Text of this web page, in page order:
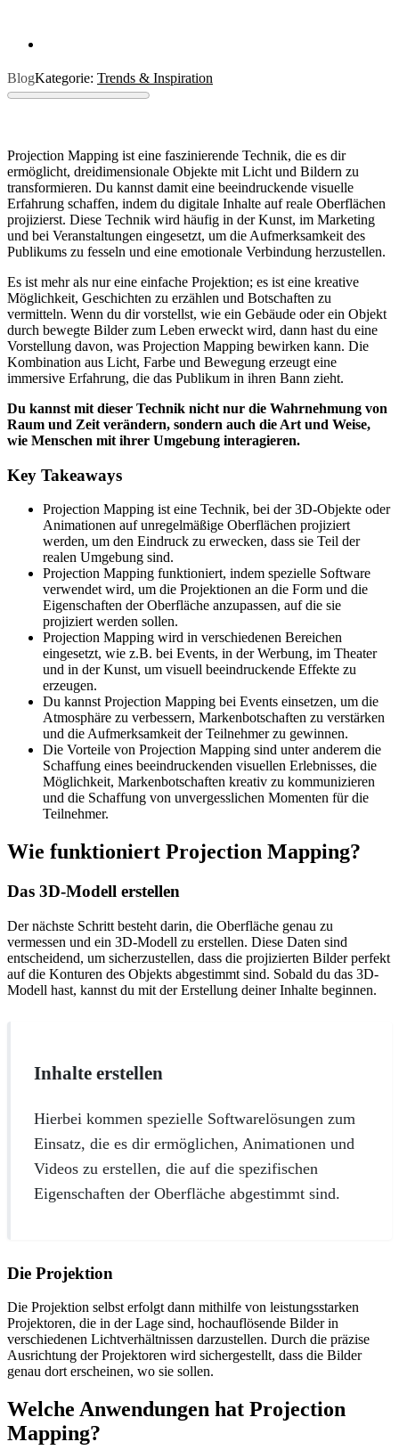
BlogKategorie: Trends & Inspiration
Projection Mapping ist eine faszinierende Technik, die es dir
ermöglicht, dreidimensionale Objekte mit Licht und Bildern zu
transformieren. Du kannst damit eine beeindruckende visuelle
Erfahrung schaffen, indem du digitale Inhalte auf reale Oberflächen
projizierst. Diese Technik wird häufig in der Kunst, im Marketing
und bei Veranstaltungen eingesetzt, um die Aufmerksamkeit des
Publikums zu fesseln und eine emotionale Verbindung herzustellen.
Es ist mehr als nur eine einfache Projektion; es ist eine kreative
Möglichkeit, Geschichten zu erzählen und Botschaften zu
vermitteln. Wenn du dir vorstellst, wie ein Gebäude oder ein Objekt
durch bewegte Bilder zum Leben erweckt wird, dann hast du eine
Vorstellung davon, was Projection Mapping bewirken kann. Die
Kombination aus Licht, Farbe und Bewegung erzeugt eine
immersive Erfahrung, die das Publikum in ihren Bann zieht.
Du kannst mit dieser Technik nicht nur die Wahrnehmung von
Raum und Zeit verändern, sondern auch die Art und Weise,
wie Menschen mit ihrer Umgebung interagieren.
Key Takeaways
Projection Mapping ist eine Technik, bei der 3D-Objekte oder
Animationen auf unregelmäßige Oberflächen projiziert
werden, um den Eindruck zu erwecken, dass sie Teil der
realen Umgebung sind.
Projection Mapping funktioniert, indem spezielle Software
verwendet wird, um die Projektionen an die Form und die
Eigenschaften der Oberfläche anzupassen, auf die sie
projiziert werden sollen.
Projection Mapping wird in verschiedenen Bereichen
eingesetzt, wie z.B. bei Events, in der Werbung, im Theater
und in der Kunst, um visuell beeindruckende Effekte zu
erzeugen.
Du kannst Projection Mapping bei Events einsetzen, um die
Atmosphäre zu verbessern, Markenbotschaften zu verstärken
und die Aufmerksamkeit der Teilnehmer zu gewinnen.
Die Vorteile von Projection Mapping sind unter anderem die
Schaffung eines beeindruckenden visuellen Erlebnisses, die
Möglichkeit, Markenbotschaften kreativ zu kommunizieren
und die Schaffung von unvergesslichen Momenten für die
Teilnehmer.
Wie funktioniert Projection Mapping?
Das 3D-Modell erstellen
Der nächste Schritt besteht darin, die Oberfläche genau zu
vermessen und ein 3D-Modell zu erstellen. Diese Daten sind
entscheidend, um sicherzustellen, dass die projizierten Bilder perfekt
auf die Konturen des Objekts abgestimmt sind. Sobald du das 3D-
Modell hast, kannst du mit der Erstellung deiner Inhalte beginnen.
Inhalte erstellen
Hierbei kommen spezielle Softwarelösungen zum
Einsatz, die es dir ermöglichen, Animationen und
Videos zu erstellen, die auf die spezifischen
Eigenschaften der Oberfläche abgestimmt sind.
Die Projektion
Die Projektion selbst erfolgt dann mithilfe von leistungsstarken
Projektoren, die in der Lage sind, hochauflösende Bilder in
verschiedenen Lichtverhältnissen darzustellen. Durch die präzise
Ausrichtung der Projektoren wird sichergestellt, dass die Bilder
genau dort erscheinen, wo sie sollen.
Welche Anwendungen hat Projection
Mapping?